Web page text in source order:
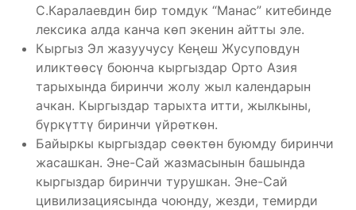
С.Каралаевдин бир томдук “Манас” китебинде
лексика алда канча көп экенин айтты эле.
Кыргыз Эл жазуучусу Кеңеш Жусуповдун
иликтөөсү боюнча кыргыздар Орто Азия
тарыхында биринчи жолу жыл календарын
ачкан. Кыргыздар тарыхта итти, жылкыны,
бүркүттү биринчи үйрөткөн.
Байыркы кыргыздар сөөктөн буюмду биринчи
жасашкан. Эне-Сай жазмасынын башында
кыргыздар биринчи турушкан. Эне-Сай
цивилизациясында чоюнду, жезди, темирди